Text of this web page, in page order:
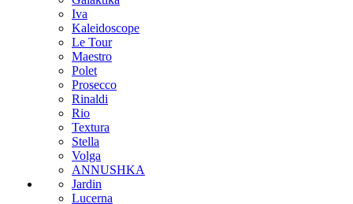
Iva
Kaleidoscope
Le Tour
Maestro
Polet
Prosecco
Rinaldi
Rio
Textura
Stella
Volga
ANNUSHKA
Jardin
Lucerna